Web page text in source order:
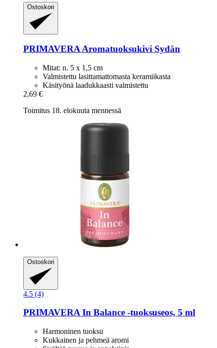
Ostoskori
PRIMAVERA Aromatuoksukivi Sydän
Mitat: n. 5 x 1,5 cm
Valmistettu lasittamattomasta keramiikasta
Käsityönä laadukkaasti valmistettu
2,69 €
Toimitus 18. elokuuta mennessä
Ostoskori
4.5 (4)
PRIMAVERAIn Balance -​tuoksuseos, 5 ml
Harmoninen tuoksu
Kukkainen ja pehmeä aromi